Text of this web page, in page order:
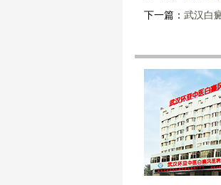
下一篇： 武汉白